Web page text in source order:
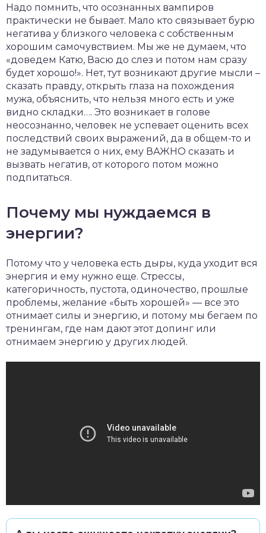
Надо помнить, что осознанных вампиров
практически не бывает. Мало кто связывает бурю
негатива у близкого человека с собственным
хорошим самочувствием. Мы же не думаем, что
«доведем Катю, Васю до слез и потом нам сразу
будет хорошо!». Нет, тут возникают другие мысли –
сказать правду, открыть глаза на похождения
мужа, объяснить, что нельзя много есть и уже
видно складки…. Это возникает в голове
неосознанно, человек не успевает оценить всех
последствий своих выражений, да в общем-то и
не задумывается о них, ему ВАЖНО сказать и
вызвать негатив, от которого потом можно
подпитаться.
Почему мы нуждаемся в
энергии?
Потому что у человека есть дыры, куда уходит вся
энергия и ему нужно еще. Стрессы,
категоричность, пустота, одиночество, прошлые
проблемы, желание «быть хорошей» — все это
отнимает силы и энергию, и потому мы бегаем по
тренингам, где нам дают этот допинг или
отнимаем энергию у других людей.